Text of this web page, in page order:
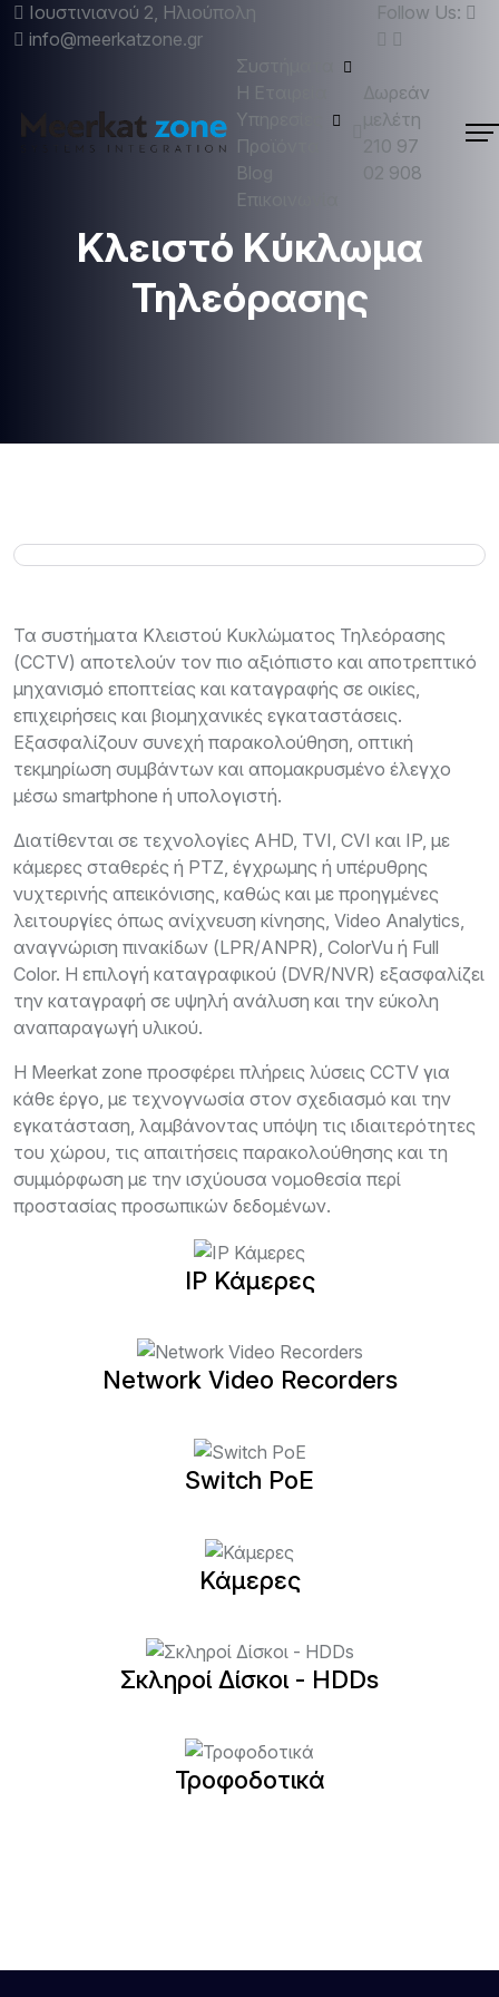
Ιουστινιανού 2, Ηλιούπολη
info@meerkatzone.gr
Follow Us:
Συστήματα
Η Εταιρεία
Υπηρεσίες
Προϊόντα
Blog
Επικοινωνία
Δωρεάν
μελέτη
210 97
02 908
Κλειστό Κύκλωμα
Τηλεόρασης
Τα συστήματα Κλειστού Κυκλώματος Τηλεόρασης
(CCTV) αποτελούν τον πιο αξιόπιστο και αποτρεπτικό
μηχανισμό εποπτείας και καταγραφής σε οικίες,
επιχειρήσεις και βιομηχανικές εγκαταστάσεις.
Εξασφαλίζουν συνεχή παρακολούθηση, οπτική
τεκμηρίωση συμβάντων και απομακρυσμένο έλεγχο
μέσω smartphone ή υπολογιστή.
Διατίθενται σε τεχνολογίες AHD, TVI, CVI και IP, με
κάμερες σταθερές ή PTZ, έγχρωμης ή υπέρυθρης
νυχτερινής απεικόνισης, καθώς και με προηγμένες
λειτουργίες όπως ανίχνευση κίνησης, Video Analytics,
αναγνώριση πινακίδων (LPR/ANPR), ColorVu ή Full
Color. Η επιλογή καταγραφικού (DVR/NVR) εξασφαλίζει
την καταγραφή σε υψηλή ανάλυση και την εύκολη
αναπαραγωγή υλικού.
Η Meerkat zone προσφέρει πλήρεις λύσεις CCTV για
κάθε έργο, με τεχνογνωσία στον σχεδιασμό και την
εγκατάσταση, λαμβάνοντας υπόψη τις ιδιαιτερότητες
του χώρου, τις απαιτήσεις παρακολούθησης και τη
συμμόρφωση με την ισχύουσα νομοθεσία περί
προστασίας προσωπικών δεδομένων.
IP Κάμερες
Network Video Recorders
Switch PoE
Κάμερες
Σκληροί Δίσκοι - HDDs
Τροφοδοτικά